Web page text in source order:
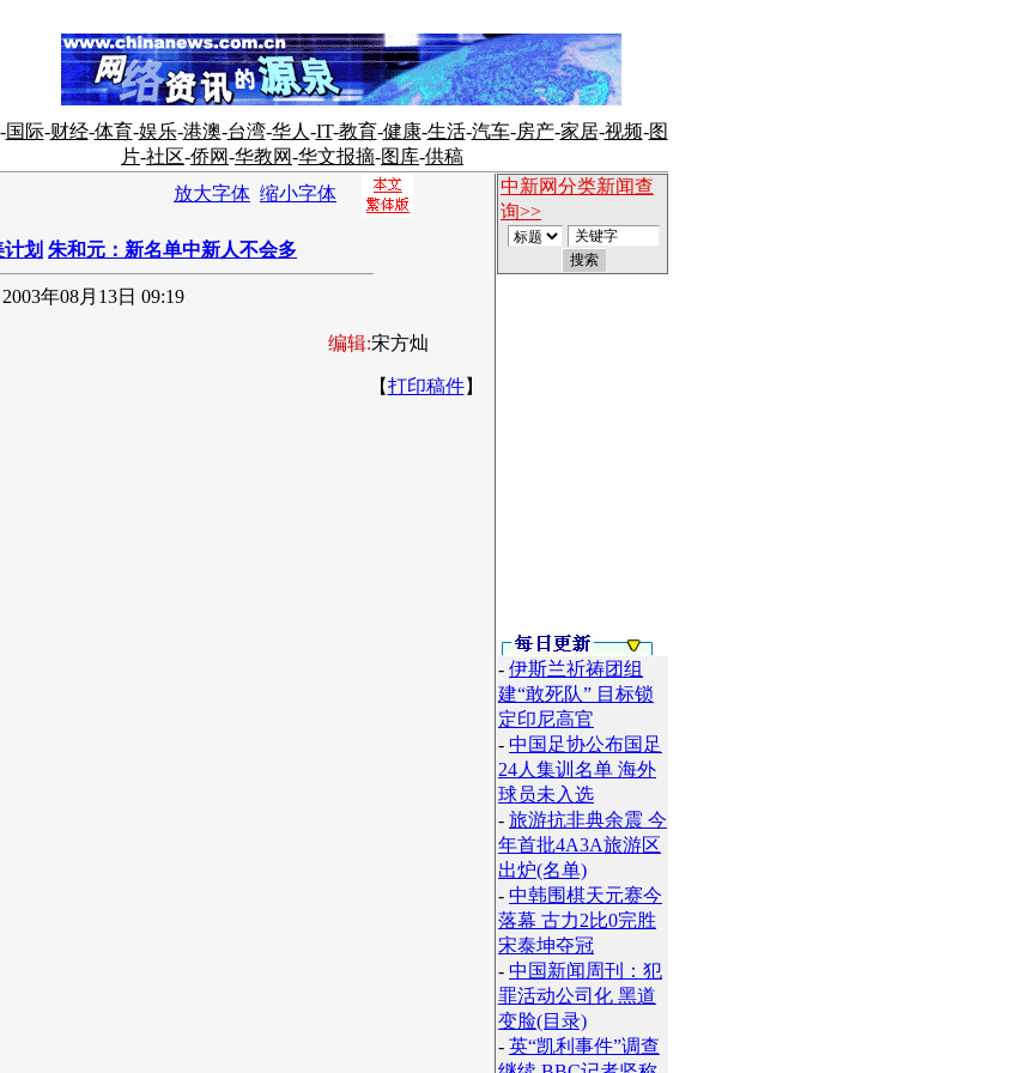
-国际-财经-体育-娱乐-港澳-台湾-华人 -IT-教育-健康-生活-汽车-房产-家居-视频-图
片-社区-侨网-华教网-华文报摘-图库-供稿
放大字体 缩小字体
划 朱和元：新名单中新人不会多
2003年08月13日 09:19
编辑:宋方灿
【打印稿件】
中新网分类新闻查
询>>
- 伊斯兰祈祷团组
建“敢死队” 目标锁
定印尼高官
- 中国足协公布国足
24人集训名单 海外
球员未入选
- 旅游抗非典余震 今
年首批4A3A旅游区
出炉(名单)
- 中韩围棋天元赛今
落幕 古力2比0完胜
宋泰坤夺冠
- 中国新闻周刊：犯
罪活动公司化 黑道
变脸(目录)
- 英“凯利事件”调查